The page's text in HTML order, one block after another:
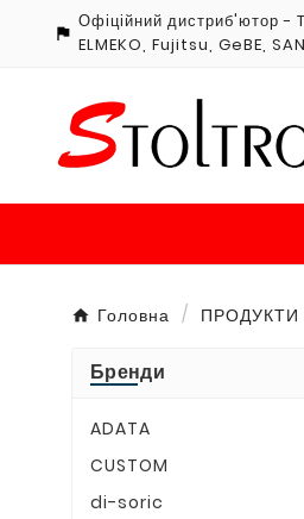

Офіційний дистриб'ютор
ELMEKO, Fujitsu, GeBE,
Головна ПРОДУКТИ
Бренди
ADATA
CUSTOM
di-soric